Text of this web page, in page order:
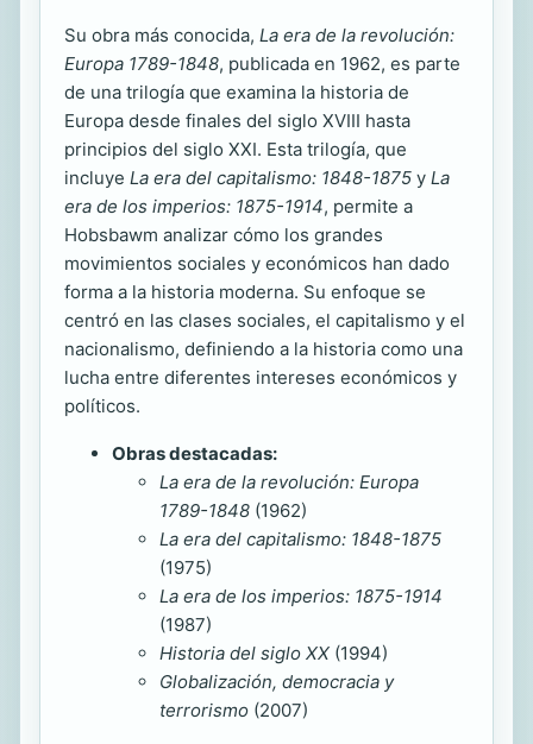
Su obra más conocida, La era de la revolución:
Europa 1789-1848, publicada en 1962, es parte
de una trilogía que examina la historia de
Europa desde finales del siglo XVIII hasta
principios del siglo XXI. Esta trilogía, que
incluye La era del capitalismo: 1848-1875 y La
era de los imperios: 1875-1914, permite a
Hobsbawm analizar cómo los grandes
movimientos sociales y económicos han dado
forma a la historia moderna. Su enfoque se
centró en las clases sociales, el capitalismo y el
nacionalismo, definiendo a la historia como una
lucha entre diferentes intereses económicos y
políticos.
Obras destacadas:
La era de la revolución: Europa
1789-1848 (1962)
La era del capitalismo: 1848-1875
(1975)
La era de los imperios: 1875-1914
(1987)
Historia del siglo XX (1994)
Globalización, democracia y
terrorismo (2007)